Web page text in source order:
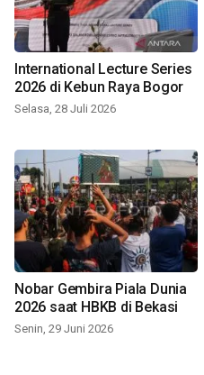
International Lecture Series
2026 di Kebun Raya Bogor
Selasa, 28 Juli 2026
Nobar Gembira Piala Dunia
2026 saat HBKB di Bekasi
Senin, 29 Juni 2026